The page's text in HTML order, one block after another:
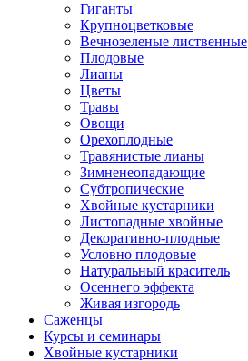
Гиганты
Крупноцветковые
Вечнозеленые лиственные
Плодовые
Лианы
Цветы
Травы
Овощи
Орехоплодные
Травянистые лианы
Зимненеопадающие
Субтропические
Хвойные кустарники
Листопадные хвойные
Декоративно-плодные
Условно плодовые
Натуральный краситель
Осеннего эффекта
Живая изгородь
Саженцы
Курсы и семинары
Хвойные кустарники